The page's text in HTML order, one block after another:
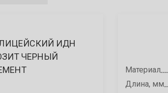
ИДН
ЧЕРНЫЙ
Материал
Длина, мм